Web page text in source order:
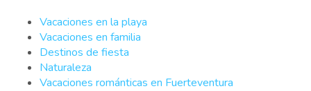
Vacaciones en la playa
Vacaciones en familia
Destinos de fiesta
Naturaleza
Vacaciones románticas en Fuerteventura